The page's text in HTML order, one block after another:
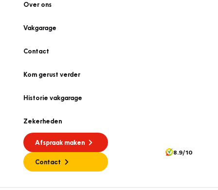
Over ons
Vakgarage
Contact
Kom gerust verder
Historie vakgarage
Zekerheden
Afspraak maken
Contact
8.9/10